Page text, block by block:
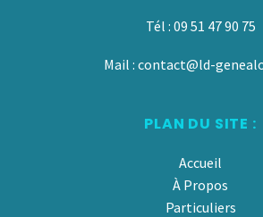
Tél : 09 51 47 90 75
Mail : contact@ld-
PLAN DU SITE :
Accueil
À Propos
Particuliers